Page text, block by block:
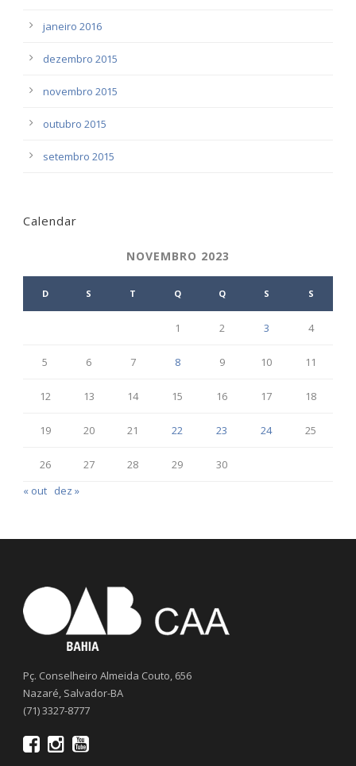
janeiro 2016
dezembro 2015
novembro 2015
outubro 2015
setembro 2015
Calendar
NOVEMBRO 2023
D S T Q Q S S
1 2 3 4
5 6 7 8 9 10 11
12 13 14 15 16 17 18
19 20 21 22 23 24 25
26 27 28 29
30
« out dez »
Pç. Conselheiro Almeida Couto, 656
Nazaré, Salvador-BA
(71) 3327-8777